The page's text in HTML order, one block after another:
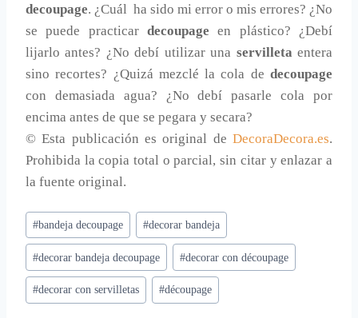
decoupage. ¿Cuál ha sido mi error o mis errores? ¿No
se puede practicar decoupageen plástico? ¿Debí
lijarlo antes? ¿No debí utilizar una servilletaentera
sino recortes? ¿Quizá mezclé la cola de decoupage
con demasiada agua? ¿No debí pasarle cola por
encima antes de que se pegara y secara?
© Esta publicación es original de DecoraDecora.es.
Prohibida la copia total o parcial, sin citar y enlazar a
la fuente original.
Etiquetas
de
la
entrada:
#bandeja decoupage #decorar bandeja
#decorar bandeja decoupage #decorar con découpage
#decorar con servilletas #découpage